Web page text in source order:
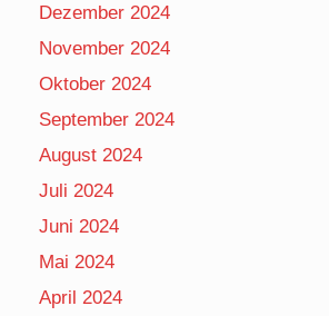
Dezember 2024
November 2024
Oktober 2024
September 2024
August 2024
Juli 2024
Juni 2024
Mai 2024
April 2024